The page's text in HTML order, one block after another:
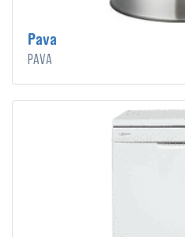
Pava
Pava